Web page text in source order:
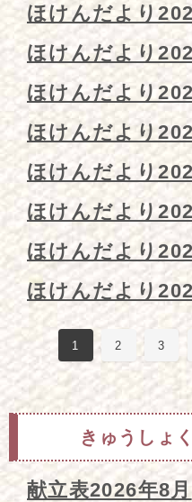
ほけんだより
ほけんだより
ほけんだより
ほけんだより
ほけんだより
ほけんだより
ほけんだより
ほけんだより
1 2 3
きゅうしょ
献立表2026年8月